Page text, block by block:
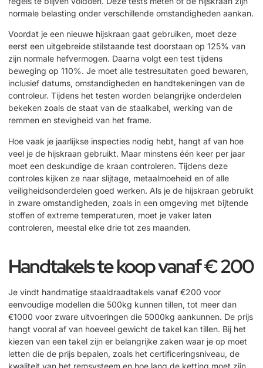
normale belasting onder verschillende omstandigheden aankan.
Voordat je een nieuwe hijskraan gaat gebruiken, moet deze
eerst een uitgebreide stilstaande test doorstaan op 125% van
zijn normale hefvermogen. Daarna volgt een test tijdens
beweging op 110%. Je moet alle testresultaten goed bewaren,
inclusief datums, omstandigheden en handtekeningen van de
controleur. Tijdens het testen worden belangrijke onderdelen
bekeken zoals de staat van de staalkabel, werking van de
remmen en stevigheid van het frame.
Hoe vaak je jaarlijkse inspecties nodig hebt, hangt af van hoe
veel je de hijskraan gebruikt. Maar minstens één keer per jaar
moet een deskundige de kraan controleren. Tijdens deze
controles kijken ze naar slijtage, metaalmoeheid en of alle
veiligheidsonderdelen goed werken. Als je de hijskraan gebruikt
in zware omstandigheden, zoals in een omgeving met bijtende
stoffen of extreme temperaturen, moet je vaker laten
controleren, meestal elke drie tot zes maanden.
Handtakels te koop vanaf € 200
Je vindt handmatige staaldraadtakels vanaf €200 voor
eenvoudige modellen die 500kg kunnen tillen, tot meer dan
€1000 voor zware uitvoeringen die 5000kg aankunnen. De prijs
hangt vooral af van hoeveel gewicht de takel kan tillen. Bij het
kiezen van een takel zijn er belangrijke zaken waar je op moet
letten die de prijs bepalen, zoals het certificeringsniveau, de